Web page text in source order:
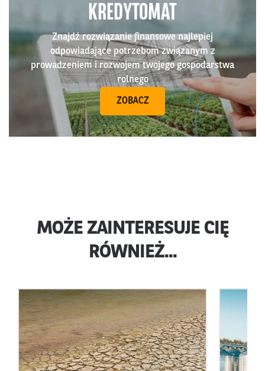
KREDYTOMAT
Znajdź rozwiązanie finansowe najlepiej
odpowiadające potrzebom związanym z
prowadzeniem i rozwojem twojego gospodarstwa
rolnego
ZOBACZ
MOŻE ZAINTERESUJE CIĘ
RÓWNIEŻ...